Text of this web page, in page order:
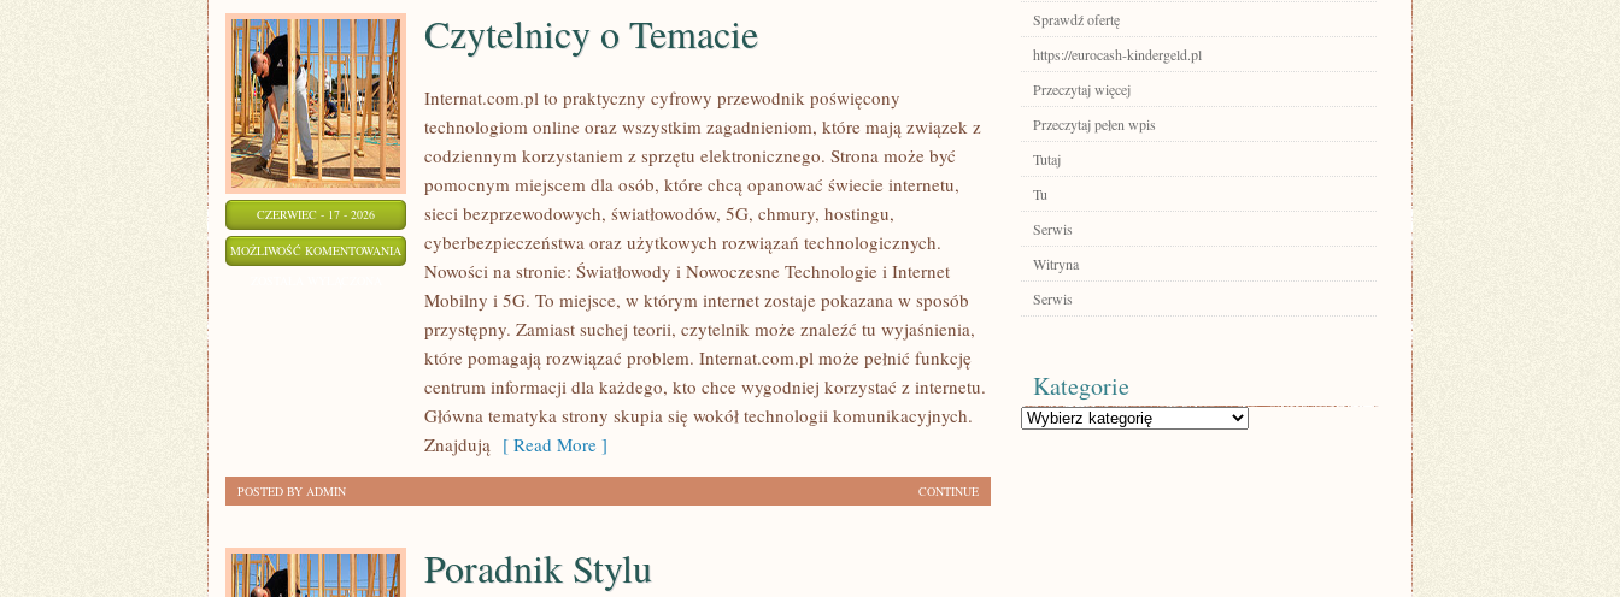
CZERWIEC - 17 - 2026
MOŻLIWOŚĆ KOMENTOWANIA CZYTELNICY
TEMACIE
Czytelnicy o Temacie
Internat.com.pl to praktyczny cyfrowy przewodnik poświęcony
technologiom online oraz wszystkim zagadnieniom, które mają związek z
codziennym korzystaniem z sprzętu elektronicznego. Strona może być
pomocnym miejscem dla osób, które chcą opanować świecie internetu,
sieci bezprzewodowych, światłowodów, 5G, chmury, hostingu,
cyberbezpieczeństwa oraz użytkowych rozwiązań technologicznych.
Nowości na stronie: Światłowody i Nowoczesne Technologie i Internet
Mobilny i 5G. To miejsce, w którym internet zostaje pokazana w sposób
przystępny. Zamiast suchej teorii, czytelnik może znaleźć tu wyjaśnienia,
które pomagają rozwiązać problem. Internat.com.pl może pełnić funkcję
centrum informacji dla każdego, kto chce wygodniej korzystać z internetu.
Główna tematyka strony skupia się wokół technologii komunikacyjnych.
Znajdują [ Read More ]
CONTINUE
POSTED BY ADMIN
Poradnik Stylu
Sprawdź ofertę
https://eurocash-kindergeld.pl
Przeczytaj więcej
Przeczytaj pełen wpis
Tutaj
Tu
Serwis
Witryna
Serwis
Kategorie
Kategorie